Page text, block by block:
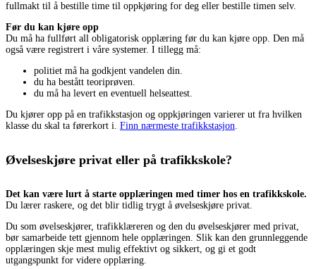
fullmakt til å bestille time til oppkjøring for deg eller bestille timen selv.
Før du kan kjøre opp
Du må ha fullført all obligatorisk opplæring før du kan kjøre opp. Den må
også være registrert i våre systemer. I tillegg må:
politiet må ha godkjent vandelen din.
du ha bestått teoriprøven.
du må ha levert en eventuell helseattest.
Du kjører opp på en trafikkstasjon og oppkjøringen varierer ut fra hvilken
klasse du skal ta førerkort i. Finn nærmeste trafikkstasjon
Øvelseskjøre privat eller på trafikkskole?
Det kan være lurt å starte opplæringen med timer hos en trafikkskole.
Du lærer raskere, og det blir tidlig trygt å øvelseskjøre privat.
Du som øvelseskjører, trafikklæreren og den du øvelseskjører med privat,
bør samarbeide tett gjennom hele opplæringen. Slik kan den grunnleggende
opplæringen skje mest mulig effektivt og sikkert, og gi et godt
utgangspunkt for videre opplæring.